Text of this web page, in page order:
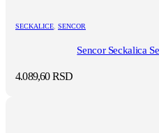
SECKALICE, SENCOR
Sencor Seckalica
4.089,60RSD